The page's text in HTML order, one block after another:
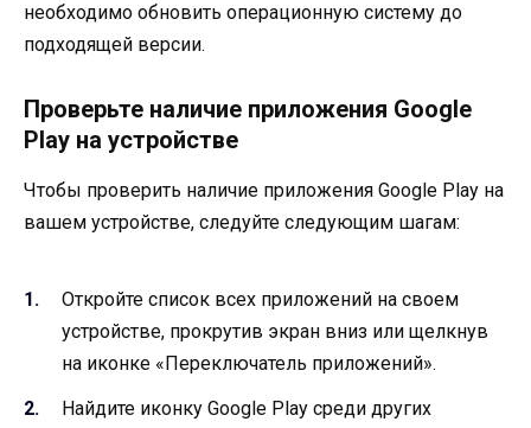
необходимо обновить операционную систему до
подходящей версии.
Проверьте наличие приложения Google
Play на устройстве
Чтобы проверить наличие приложения Google Play на
вашем устройстве, следуйте следующим шагам:
Откройте список всех приложений на своем
устройстве, прокрутив экран вниз или щелкнув
на иконке «Переключатель приложений».
Найдите иконку Google Play среди других